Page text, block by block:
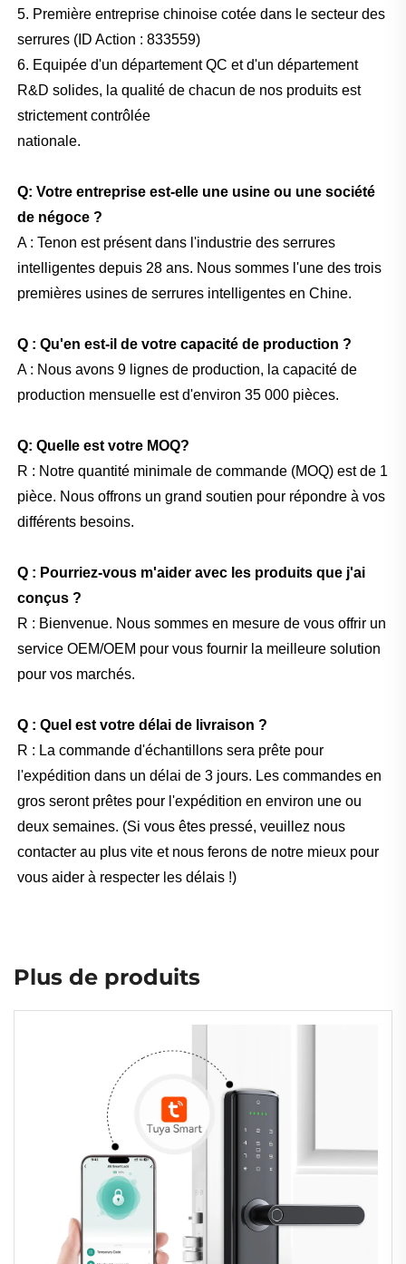
5. Première entreprise chinoise cotée dans le secteur des
serrures (ID Action : 833559)
6. Equipée d'un département QC et d'un département
R&D solides, la qualité de chacun de nos produits est
strictement contrôlée
nationale.
Q: Votre entreprise est-elle une usine ou une société
de négoce ?
A : Tenon est présent dans l'industrie des serrures
intelligentes depuis 28 ans. Nous sommes l'une des trois
premières usines de serrures intelligentes en Chine.
Q : Qu'en est-il de votre capacité de production ?
A : Nous avons 9 lignes de production, la capacité de
production mensuelle est d'environ 35 000 pièces.
Q: Quelle est votre MOQ?
R : Notre quantité minimale de commande (MOQ) est de 1
pièce. Nous offrons un grand soutien pour répondre à vos
différents besoins.
Q : Pourriez-vous m'aider avec les produits que j'ai
conçus ?
R : Bienvenue. Nous sommes en mesure de vous offrir un
service OEM/OEM pour vous fournir la meilleure solution
pour vos marchés.
Q : Quel est votre délai de livraison ?
R : La commande d'échantillons sera prête pour
l'expédition dans un délai de 3 jours. Les commandes en
gros seront prêtes pour l'expédition en environ une ou
deux semaines. (Si vous êtes pressé, veuillez nous
contacter au plus vite et nous ferons de notre mieux pour
vous aider à respecter les délais !)
Plus de produits